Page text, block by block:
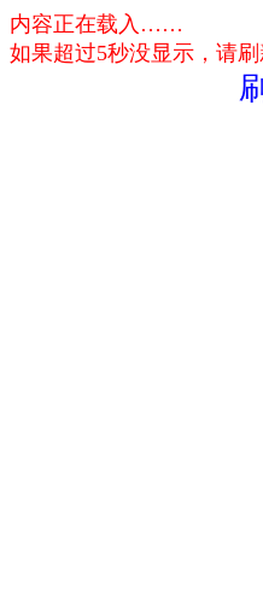
内容正在载入……
如果超过5秒没显示，请